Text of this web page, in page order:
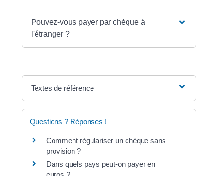
Pouvez-vous payer par chèque à
l'étranger ?
Textes de référence
Questions ? Réponses !
Comment régulariser un chèque sans
provision ?
Dans quels pays peut-on payer en
euros ?